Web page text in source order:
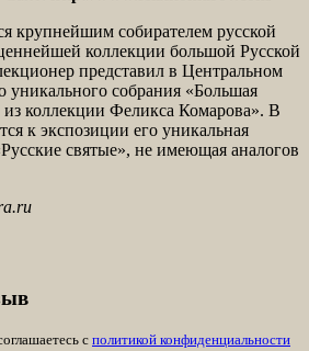
крупнейшим собирателем русской
коллекции большой Русской
представил в Центральном
уникального собрания «Большая
из коллекции Феликса Комарова». В
к экспозиции его уникальная
святые», не имеющая аналогов
с политикой конфиденциальности